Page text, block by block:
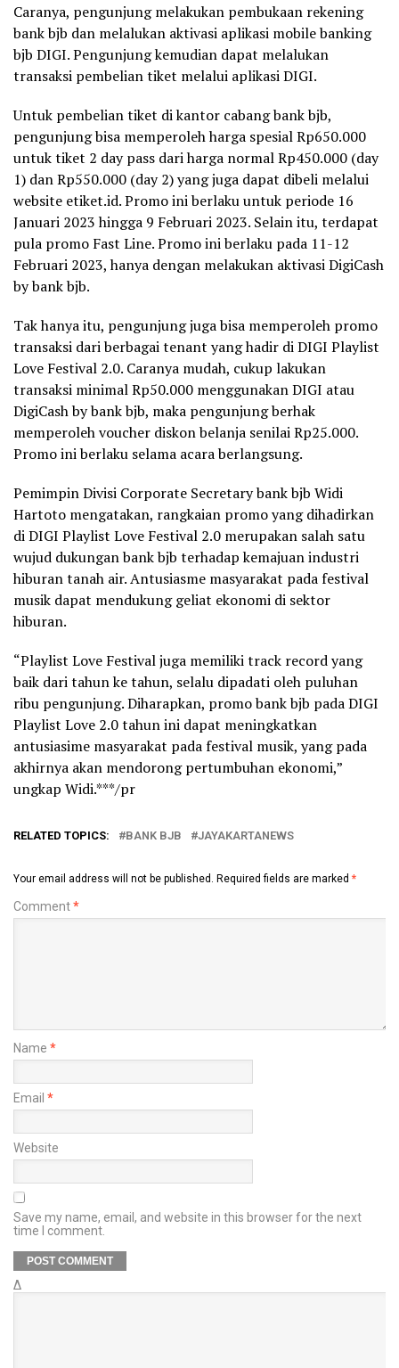
Caranya, pengunjung melakukan pembukaan rekening
bank bjb dan melalukan aktivasi aplikasi mobile banking
bjb DIGI. Pengunjung kemudian dapat melalukan
transaksi pembelian tiket melalui aplikasi DIGI.
Untuk pembelian tiket di kantor cabang bank bjb,
pengunjung bisa memperoleh harga spesial Rp650.000
untuk tiket 2 day pass dari harga normal Rp450.000 (day
1) dan Rp550.000 (day 2) yang juga dapat dibeli melalui
website etiket.id. Promo ini berlaku untuk periode 16
Januari 2023 hingga 9 Februari 2023. Selain itu, terdapat
pula promo Fast Line. Promo ini berlaku pada 11-12
Februari 2023, hanya dengan melakukan aktivasi DigiCash
by bank bjb.
Tak hanya itu, pengunjung juga bisa memperoleh promo
transaksi dari berbagai tenant yang hadir di DIGI Playlist
Love Festival 2.0. Caranya mudah, cukup lakukan
transaksi minimal Rp50.000 menggunakan DIGI atau
DigiCash by bank bjb, maka pengunjung berhak
memperoleh voucher diskon belanja senilai Rp25.000.
Promo ini berlaku selama acara berlangsung.
Pemimpin Divisi Corporate Secretary bank bjb Widi
Hartoto mengatakan, rangkaian promo yang dihadirkan
di DIGI Playlist Love Festival 2.0 merupakan salah satu
wujud dukungan bank bjb terhadap kemajuan industri
hiburan tanah air. Antusiasme masyarakat pada festival
musik dapat mendukung geliat ekonomi di sektor
hiburan.
“Playlist Love Festival juga memiliki track record yang
baik dari tahun ke tahun, selalu dipadati oleh puluhan
ribu pengunjung. Diharapkan, promo bank bjb pada DIGI
Playlist Love 2.0 tahun ini dapat meningkatkan
antusiasime masyarakat pada festival musik, yang pada
akhirnya akan mendorong pertumbuhan ekonomi,”
ungkap Widi.***/pr
RELATED TOPICS: BANK BJB JAYAKARTANEWS
Your email address will not be published. Required fields are marked *
Comment*
Name *
Email *
Website
Save my name, email, and website in this browser for the next
time I comment.
Δ